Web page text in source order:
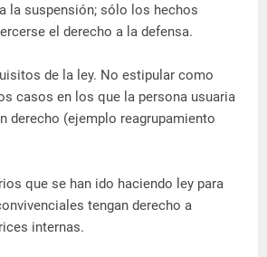
la suspensión; sólo los hechos
el derecho a la defensa.
de la ley. No estipular como
casos en los que la persona usuaria
derecho (ejemplo reagrupamiento
que se han ido haciendo ley para
tengan derecho a
internas.